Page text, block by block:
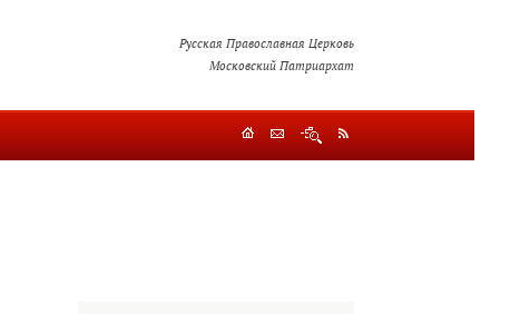
Русская Православная Церковь
Московский Патриархат